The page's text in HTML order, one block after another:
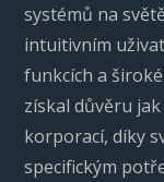
systémů na
intuitivním
funkcích a
získal důvěru
korporací, díky
specifickým